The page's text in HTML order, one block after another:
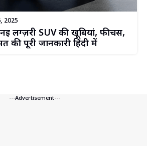
2025
लग्ज़री SUV की खूबियां, फीचर्स,
की पूरी जानकारी हिंदी में
---Advertisement---